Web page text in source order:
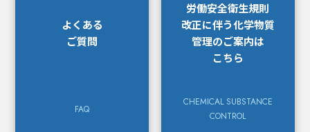
よくある
ご質問
FAQ
労働安全衛生規則
改正に伴う化学物質
管理のご案内は
こちら
CHEMICAL SUBSTANCE
CONTROL